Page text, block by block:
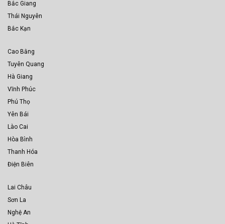
Bắc Giang
Thái Nguyên
Bắc Kạn
Cao Bằng
Tuyên Quang
Hà Giang
Vĩnh Phúc
Phú Thọ
Yên Bái
Lào Cai
Hòa Bình
Thanh Hóa
Điện Biên
Lai Châu
Sơn La
Nghệ An